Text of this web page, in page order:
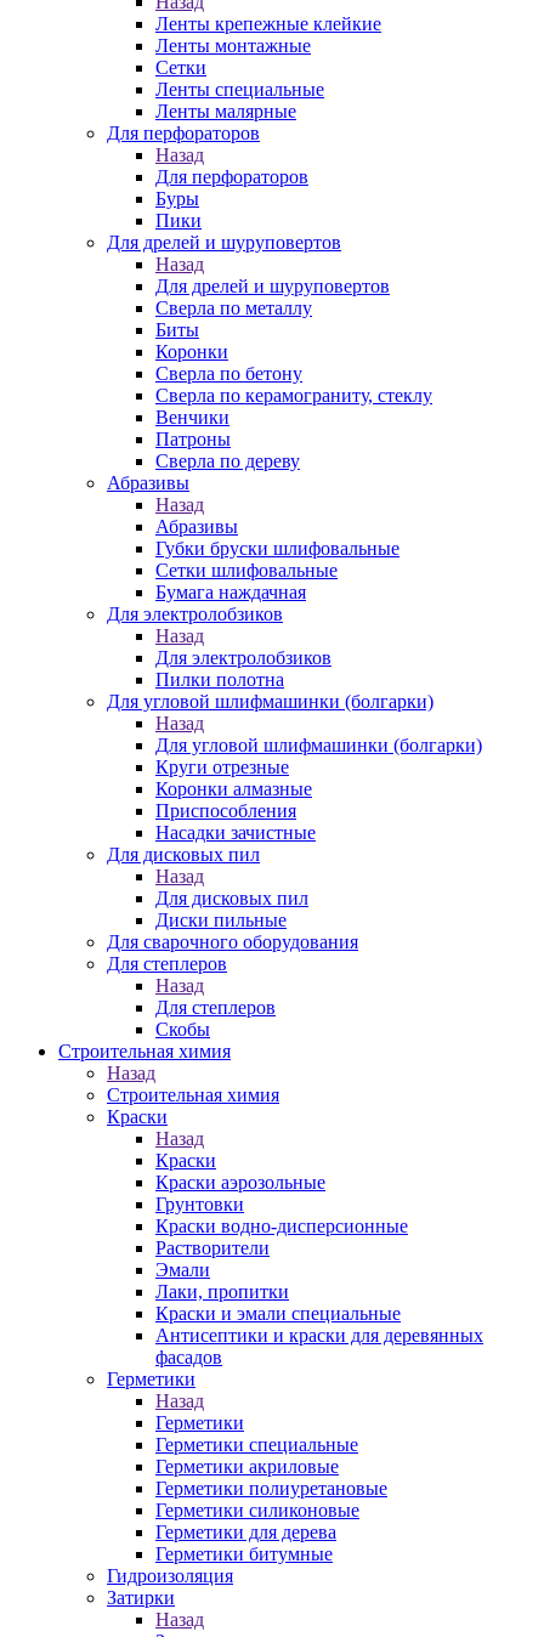
Ленты крепежные клейкие
Ленты монтажные
Сетки
Ленты специальные
Ленты малярные
Для перфораторов
Назад
Для перфораторов
Буры
Пики
Для дрелей и шуруповертов
Назад
Для дрелей и шуруповертов
Сверла по металлу
Биты
Коронки
Сверла по бетону
Сверла по керамограниту, стеклу
Венчики
Патроны
Сверла по дереву
Абразивы
Назад
Абразивы
Губки бруски шлифовальные
Сетки шлифовальные
Бумага наждачная
Для электролобзиков
Назад
Для электролобзиков
Пилки полотна
Для угловой шлифмашинки (болгарки)
Назад
Для угловой шлифмашинки (болгарки)
Круги отрезные
Коронки алмазные
Приспособления
Насадки зачистные
Для дисковых пил
Назад
Для дисковых пил
Диски пильные
Для сварочного оборудования
Для степлеров
Назад
Для степлеров
Скобы
Строительная химия
Назад
Строительная химия
Краски
Назад
Краски
Краски аэрозольные
Грунтовки
Краски водно-дисперсионные
Растворители
Эмали
Лаки, пропитки
Краски и эмали специальные
Антисептики и краски для деревянных
фасадов
Герметики
Назад
Герметики
Герметики специальные
Герметики акриловые
Герметики полиуретановые
Герметики силиконовые
Герметики для дерева
Герметики битумные
Гидроизоляция
Затирки
Назад